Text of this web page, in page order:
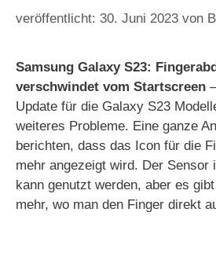
30. Juni 2023 von
Samsung Galaxy S23:
verschwindet vom Startscreen
Update für die Galaxy S23
weiteres Probleme. Eine ganze
berichten, dass das Icon für die
mehr angezeigt wird. Der Sensor
kann genutzt werden, aber es
mehr, wo man den Finger direkt